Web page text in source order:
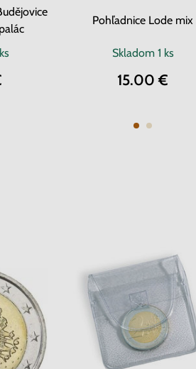
Pohľadnice Lode mix
Skladom 1 ks
15.00 €